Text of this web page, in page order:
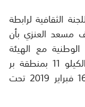
الثقافية لرابطة
مسعد العنزي بأن
الوطنية مع الهيئة
التدريسية من خلال تنظيم مهرجانا وطنيا في الكيلو 11 بمنطقة بر
المطلاع ويقام المهرجان يوم السبت الموافق 16 فبراير 2019 تحت